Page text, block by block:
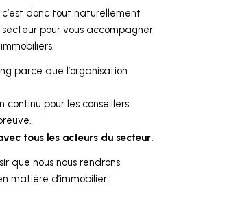
donc tout naturellement
pour vous accompagner
parce que l’organisation
pour les conseillers.
tous les acteurs du secteur.
que nous nous rendrons
matière d’immobilier.